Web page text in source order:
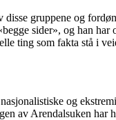
gruppene og
sider», og han har
ting som fakta stå i
og
av Arendalsuken har